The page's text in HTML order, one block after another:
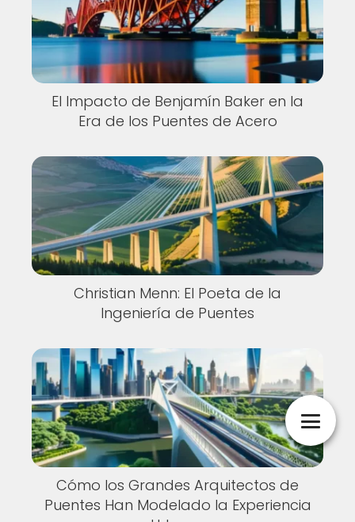
El Impacto de Benjamín Baker en la
Era de los Puentes de Acero
Christian Menn: El Poeta de la
Ingeniería de Puentes
Cómo los Grandes Arquitectos de
Puentes Han Modelado la Experiencia